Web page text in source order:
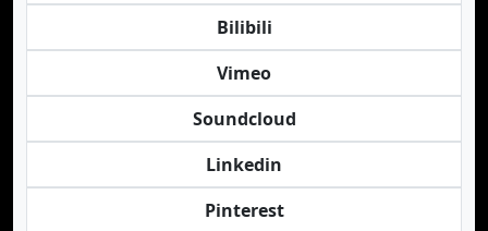
Bilibili
Vimeo
Soundcloud
Linkedin
Pinterest